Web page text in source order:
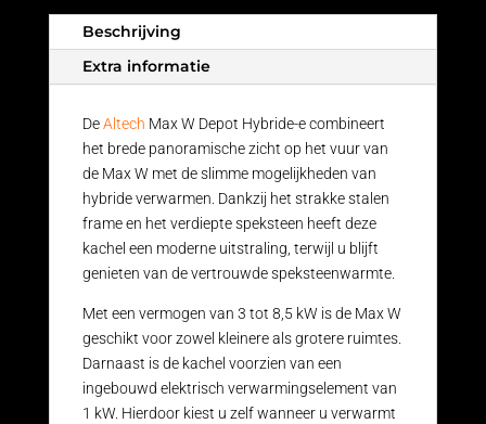
Beschrijving
Extra informatie
DeAltech Max W Depot Hybride-e combineert
het brede panoramische zicht op het vuur van
de Max W met de slimme mogelijkheden van
hybride verwarmen. Dankzij het strakke stalen
frame en het verdiepte speksteen heeft deze
kachel een moderne uitstraling, terwijl u blijft
genieten van de vertrouwde speksteenwarmte.
Met een vermogen van 3 tot 8,5 kW is de Max W
geschikt voor zowel kleinere als grotere ruimtes.
Darnaast is de kachel voorzien van een
ingebouwd elektrisch verwarmingselement van
1 kW. Hierdoor kiest u zelf wanneer u verwarmt